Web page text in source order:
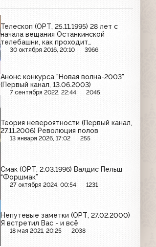
Телескоп (ОРТ, 25.11.1995) 28 лет с
начала вещания Останкинской
телебашни, как проходит
предвыборная компания на
30 октября 2016, 20:10 3966
Анонс конкурса "Новая волна-2003"
(Первый канал, 13.06.2003)
7 сентября 2022, 22:44 2045
Теория невероятности (Первый канал,
27.11.2006) Революция полов
13 января 2026, 17:02 255
Смак (ОРТ, 2.03.1996) Валдис Пельш
“Форшмак”
27 октября 2024, 00:54 1231
Непутевые заметки (ОРТ, 27.02.2000)
Я встретил Вас - и всё
18 мая 2021, 20:25 2038